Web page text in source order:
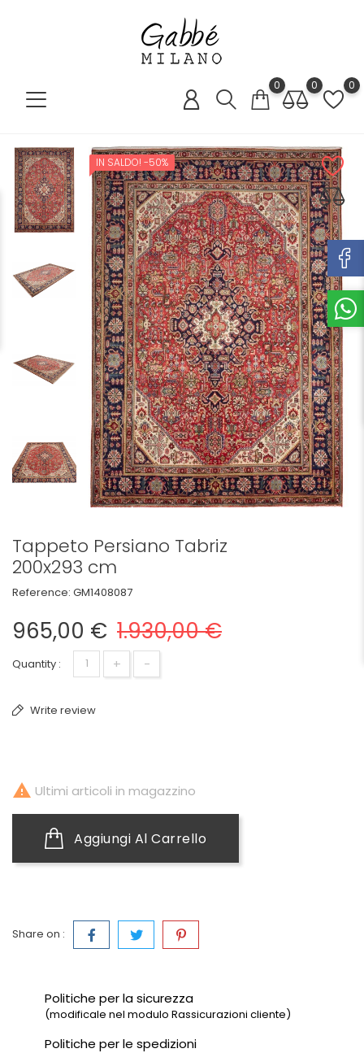
0 0 0
IN SALDO! -50%
Tappeto Persiano Tabriz
200x293 cm
Reference: GM1408087
965,00 € 1.930,00 €
Quantity : + -
Write review
 Ultimi articoli in magazzino
Aggiungi Al Carrello
Share on :
Politiche per la sicurezza
(modificale nel modulo Rassicurazioni cliente)
Politiche per le spedizioni